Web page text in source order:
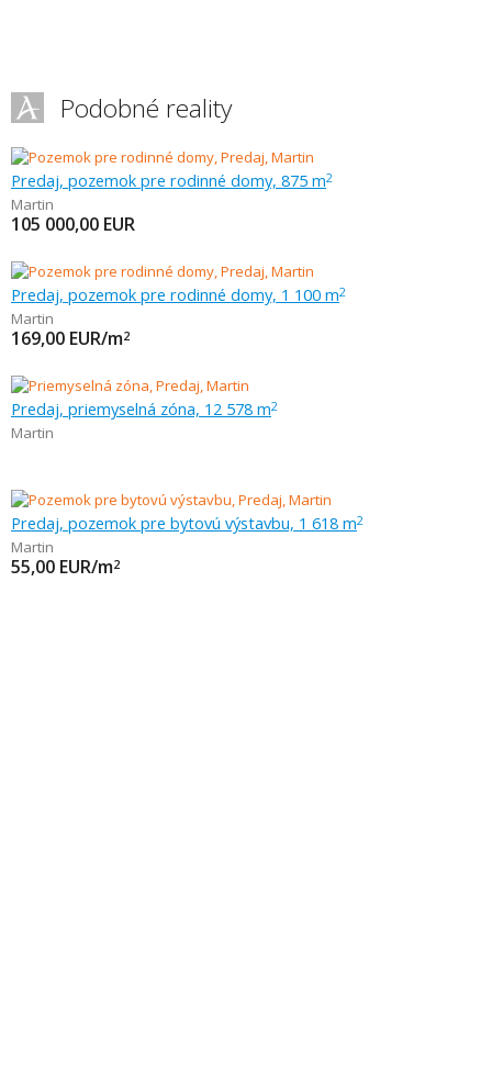
Podobné reality
Predaj, pozemok pre rodinné domy, 875 m2
Martin
105 000,00 EUR
Predaj, pozemok pre rodinné domy, 1 100 m2
Martin
169,00 EUR/m2
Predaj, priemyselná zóna, 12 578 m2
Martin
Predaj, pozemok pre bytovú výstavbu, 1 618 m2
Martin
55,00 EUR/m2